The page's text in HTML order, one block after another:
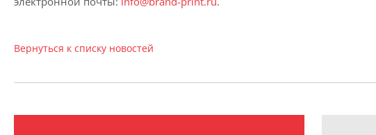
Вернуться к списку новостей